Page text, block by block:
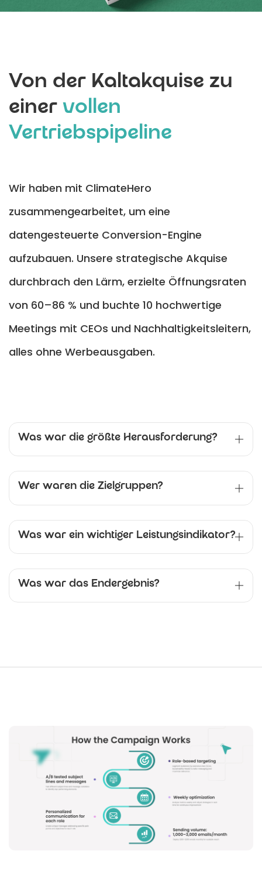
Von der Kaltakquise zu
einer vollen
Vertriebspipeline
Wir haben mit ClimateHero
zusammengearbeitet, um eine
datengesteuerte Conversion-Engine
aufzubauen. Unsere strategische Akquise
durchbrach den Lärm, erzielte Öffnungsraten
von 60–86 % und buchte 10 hochwertige
Meetings mit CEOs und Nachhaltigkeitsleitern,
alles ohne Werbeausgaben.
Was war die größte Herausforderung?
Wer waren die Zielgruppen?
Was war ein wichtiger Leistungsindikator?
Was war das Endergebnis?